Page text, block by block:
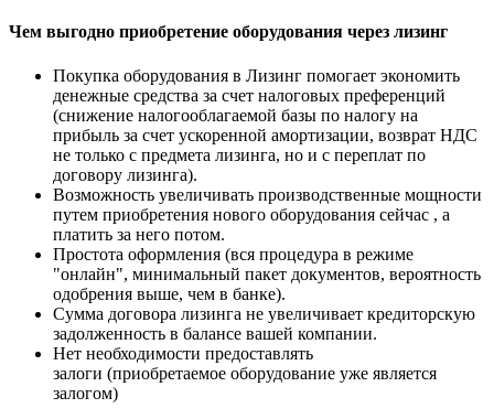
Чем выгодно приобретение оборудования через лизинг
Покупка оборудования в Лизинг помогает экономить
денежные средства за счет налоговых преференций
(снижение налогооблагаемой базы по налогу на
прибыль за счет ускоренной амортизации, возврат НДС
не только с предмета лизинга, но и с переплат по
договору лизинга).
Возможность увеличивать производственные мощности
путем приобретения нового оборудования сейчас , а
платить за него потом.
Простота оформления (вся процедура в режиме
"онлайн", минимальный пакет документов, вероятность
одобрения выше, чем в банке).
Сумма договора лизинга не увеличивает кредиторскую
задолженность в балансе вашей компании.
Нет необходимости предоставлять
залоги (приобретаемое оборудование уже является
залогом)